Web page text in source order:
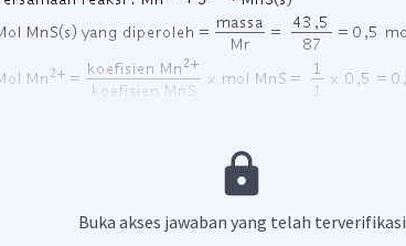
Buka akses jawaban yang telah terverifikasi